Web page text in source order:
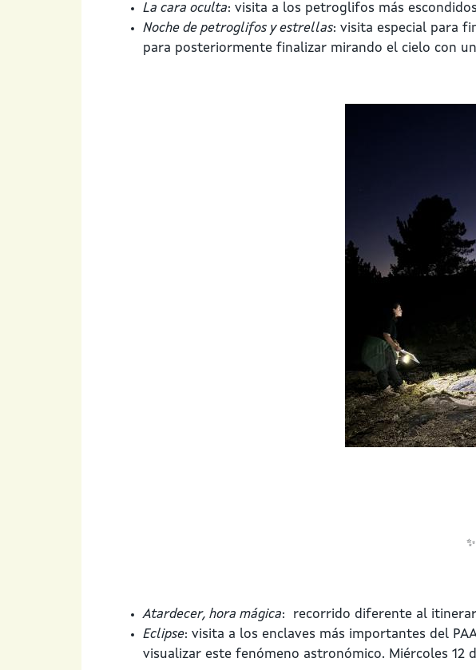
La cara oculta: visita a los petroglifos más
Noche de petroglifos y estrellas: visita especial para
para posteriormente finalizar mirando el cielo con
✨
Atardecer, hora mágica: recorrido diferente al
Eclipse: visita a los enclaves más importantes del
visualizar este fenómeno astronómico. Miércoles 12